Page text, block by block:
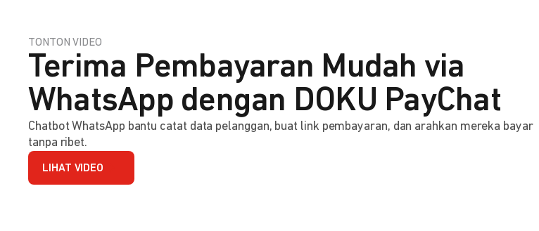
TONTON VIDEO
Terima Pembayaran Mudah via
WhatsApp dengan DOKU PayChat
Chatbot WhatsApp bantu catat data pelanggan, buat link pembayaran, dan arahkan mereka bayar
tanpa ribet.
LIHAT VIDEO